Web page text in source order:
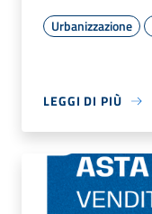
Urbanizzazione
LEGGI DI PIÙ